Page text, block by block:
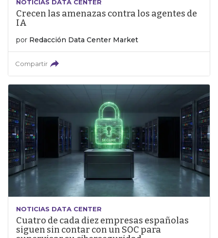
NOTICIAS DATA CENTER
Crecen las amenazas contra los agentes de
IA
por Redacción Data Center Market
Compartir
NOTICIAS DATA CENTER
Cuatro de cada diez empresas españolas
siguen sin contar con un SOC para